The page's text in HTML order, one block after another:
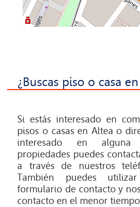
VIVIENDA
ASESORIA
¿Buscas piso o casa
Si estás interesado en
pisos o casas en Altea o
interesado en alguna
propiedades puedes
a través de nuestros
También puedes
formulario de contacto y
contacto en el menor